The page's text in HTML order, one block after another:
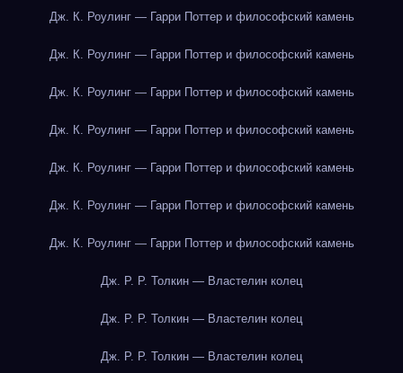
Дж. К. Роулинг — Гарри Поттер и философский камень
Дж. К. Роулинг — Гарри Поттер и философский камень
Дж. К. Роулинг — Гарри Поттер и философский камень
Дж. К. Роулинг — Гарри Поттер и философский камень
Дж. К. Роулинг — Гарри Поттер и философский камень
Дж. К. Роулинг — Гарри Поттер и философский камень
Дж. К. Роулинг — Гарри Поттер и философский камень
Дж. Р. Р. Толкин — Властелин колец
Дж. Р. Р. Толкин — Властелин колец
Дж. Р. Р. Толкин — Властелин колец